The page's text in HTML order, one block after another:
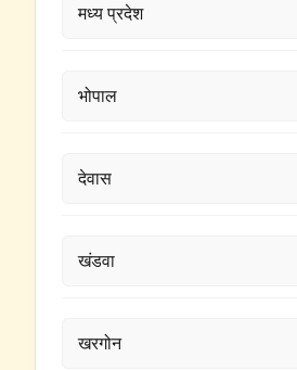
मध्य प्रदेश
भोपाल
देवास
खंडवा
खरगोन